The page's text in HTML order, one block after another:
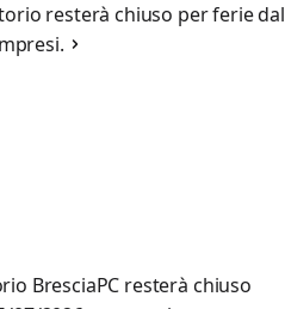
resterà chiuso per ferie dal
BresciaPC resterà chiuso